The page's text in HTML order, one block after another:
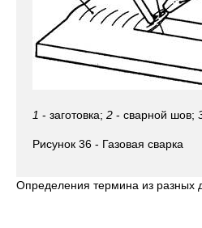
1 - заготовка; 2 - сварной шов;
Рисунок 36 - Газовая сварка
Определения термина из разных